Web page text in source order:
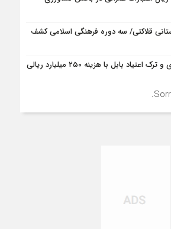
قلاکتی/ سه دوره فرهنگی اسلامی کشف
فاز یک مرکز بازپروری و ترک اعتیاد بابل با هزینه ۲۵۰ میلیارد ریالی